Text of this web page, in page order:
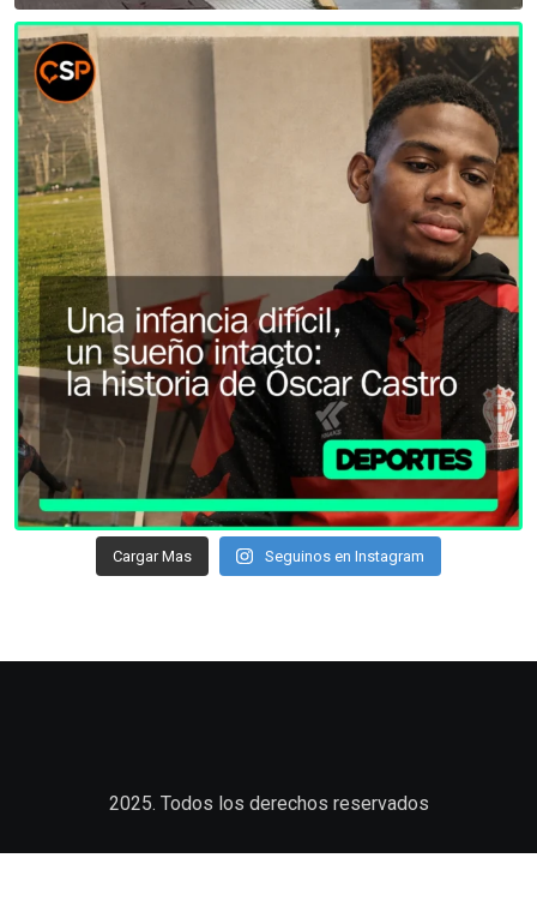
Cargar Mas Seguinos en Instagram
2025. Todos los derechos reservados